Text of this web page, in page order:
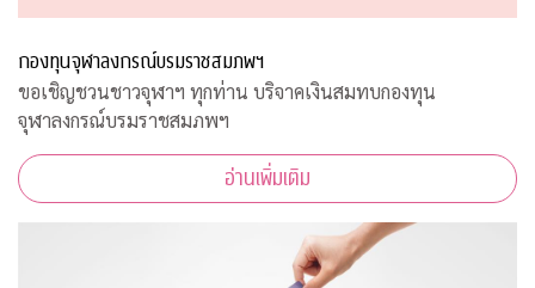
กองทุนจุฬาลงกรณ์บรมราชสมภพฯ
ขอเชิญชวนชาวจุฬาฯ ทุกท่าน บริจาคเงินสมทบกองทุน
จุฬาลงกรณ์บรมราชสมภพฯ
อ่านเพิ่มเติม